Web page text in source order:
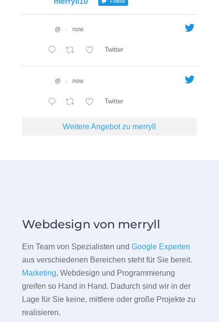
@ · now
Twitter
@ · now
Twitter
Weitere Angebot zu merryll
Webdesign von merryll
Ein Team von Spezialisten und Google Experten
aus verschiedenen Bereichen steht für Sie bereit.
Marketing, Webdesign und Programmierung
greifen so Hand in Hand. Dadurch sind wir in der
Lage für Sie keine, mittlere oder große Projekte zu
realisieren.